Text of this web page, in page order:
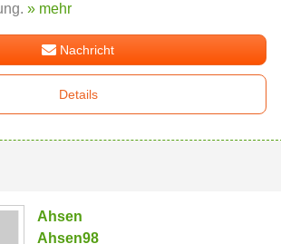
» mehr
Nachricht
Details
Ahsen
Ahsen98